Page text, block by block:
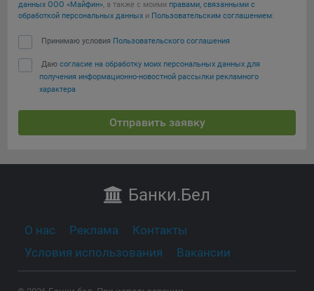
данных ООО «Майфин», а также с моими правами, связанными с
обработкой персональных данных и Пользовательским соглашением:
Принимаю условия Пользовательского соглашения
Даю согласие на обработку моих персональных данных для
получения информационно-новостной рассылки рекламного
характера
Отправить заявку
Банки.Бел
О нас Реклама
Контакты
Условия использования
Вакансии